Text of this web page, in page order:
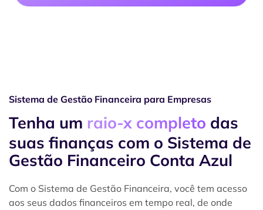
Sistema de Gestão Financeira para Empresas
Tenha um raio-x completo das
suas finanças com o Sistema de
Gestão Financeiro Conta Azul
Com o Sistema de Gestão Financeira, você tem acesso
aos seus dados financeiros em tempo real, de onde